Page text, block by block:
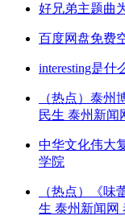
好兄弟主题曲
百度网盘免费
interesting是什
（热点）泰州
民生 泰州新闻
中华文化伟大
学院
（热点）《
生 泰州新闻网